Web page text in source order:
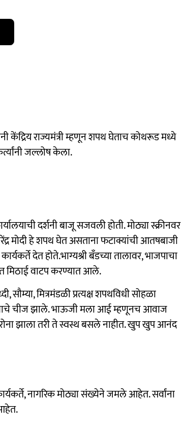
केंद्रिय राज्यमंत्री म्हणून शपथ घेताच कोथरूड मध्ये
जल्लोष केला.
दर्शनी बाजू सजवली होती. मोठ्या स्क्रीनवर
मोदी हे शपथ घेत असताना फटाक्यांची आतषबाजी
देत होते.भाग्यश्री बॅंडच्या तालावर, भाजपाचा
मिठाई वाटप करण्यात आले.
सौम्या, मित्रमंडळी प्रत्यक्ष शपथविधी सोहळा
चीज झाले. भाऊजी मला आई म्हणूनच आवाज
झाला तरी ते स्वस्थ बसले नाहीत. खुप खुप आनंद
नागरिक मोठ्या संख्येने जमले आहेत. सर्वांना